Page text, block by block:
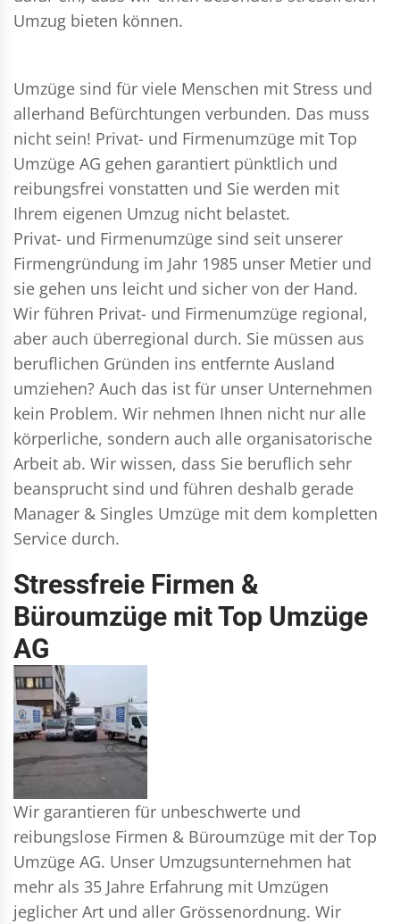
Umzug bieten können.
Umzüge sind für viele Menschen mit Stress und
allerhand Befürchtungen verbunden. Das muss
nicht sein! Privat- und Firmenumzüge mit Top
Umzüge AG gehen garantiert pünktlich und
reibungsfrei vonstatten und Sie werden mit
Ihrem eigenen Umzug nicht belastet.
Privat- und Firmenumzüge sind seit unserer
Firmengründung im Jahr 1985 unser Metier und
sie gehen uns leicht und sicher von der Hand.
Wir führen Privat- und Firmenumzüge regional,
aber auch überregional durch. Sie müssen aus
beruflichen Gründen ins entfernte Ausland
umziehen? Auch das ist für unser Unternehmen
kein Problem. Wir nehmen Ihnen nicht nur alle
körperliche, sondern auch alle organisatorische
Arbeit ab. Wir wissen, dass Sie beruflich sehr
beansprucht sind und führen deshalb gerade
Manager & Singles Umzüge mit dem kompletten
Service durch.
Stressfreie Firmen &
Büroumzüge mit Top Umzüge
AG
Wir garantieren für unbeschwerte und
reibungslose Firmen & Büroumzüge mit der Top
Umzüge AG. Unser Umzugsunternehmen hat
mehr als 35 Jahre Erfahrung mit Umzügen
jeglicher Art und aller Grössenordnung. Wir